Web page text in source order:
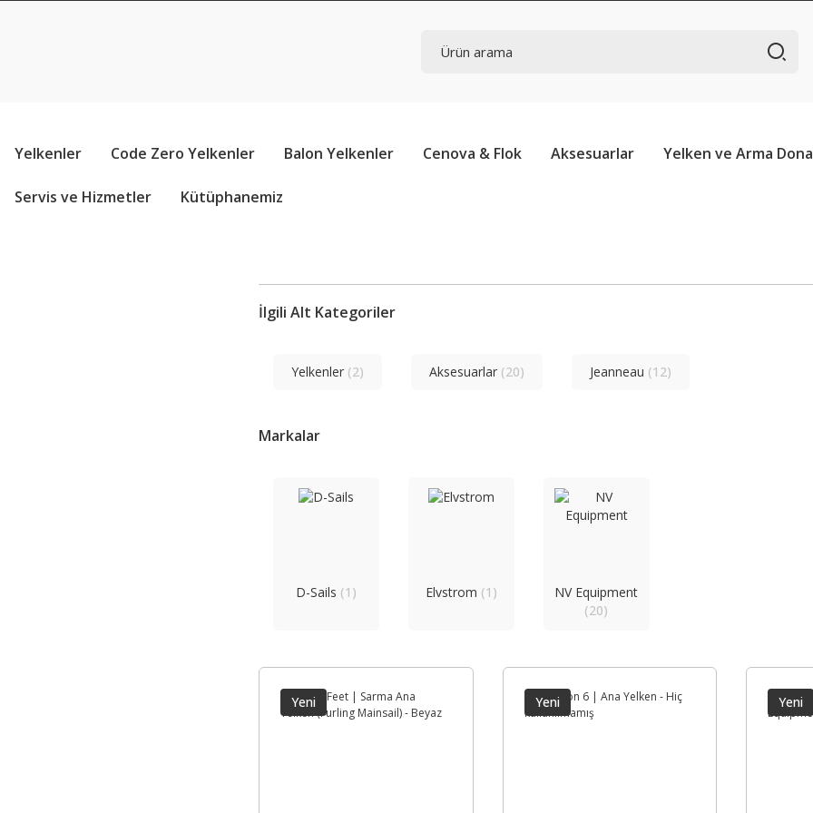
Yelkenler Code Zero Yelkenler Balon Yelkenler Cenova & Flok Aksesuarlar Yelken ve Arma
Servis ve Hizmetler Kütüphanemiz
İlgili Alt Kategoriler
Yelkenler (2) Aksesuarlar (20) Jeanneau (12)
Markalar
D-Sails (1) Elvstrom (1)
NV Equipment
(20)
Yeni Yeni Yeni